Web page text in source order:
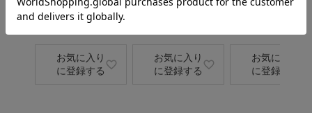
会員特別価格 ¥7,172
税込
お気に入り
に登録する
会員特別価格 ¥7,172
お気に入り
に登録する
会員特別価格 ¥
お気に入り
に登録する